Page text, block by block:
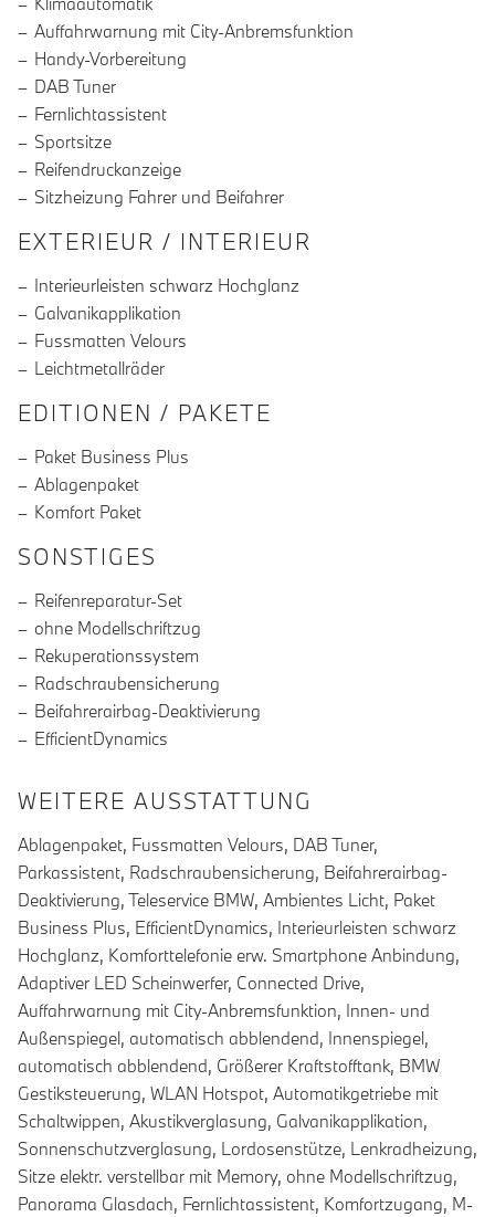
Auffahrwarnung mit City-Anbremsfunktion
Handy-Vorbereitung
DAB Tuner
Fernlichtassistent
Sportsitze
Reifendruckanzeige
Sitzheizung Fahrer und Beifahrer
EXTERIEUR / INTERIEUR
Interieurleisten schwarz Hochglanz
Galvanikapplikation
Fussmatten Velours
Leichtmetallräder
EDITIONEN / PAKETE
Paket Business Plus
Ablagenpaket
Komfort Paket
SONSTIGES
Reifenreparatur-Set
ohne Modellschriftzug
Rekuperationssystem
Radschraubensicherung
Beifahrerairbag-Deaktivierung
EfficientDynamics
WEITERE AUSSTATTUNG
Ablagenpaket, Fussmatten Velours, DAB Tuner,
Parkassistent, Radschraubensicherung, Beifahrerairbag-
Deaktivierung, Teleservice BMW, Ambientes Licht, Paket
Business Plus, EfficientDynamics, Interieurleisten schwarz
Hochglanz, Komforttelefonie erw. Smartphone Anbindung,
Adaptiver LED Scheinwerfer, Connected Drive,
Auffahrwarnung mit City-Anbremsfunktion, Innen- und
Außenspiegel, automatisch abblendend, Innenspiegel,
automatisch abblendend, Größerer Kraftstofftank, BMW
Gestiksteuerung, WLAN Hotspot, Automatikgetriebe mit
Schaltwippen, Akustikverglasung, Galvanikapplikation,
Sonnenschutzverglasung, Lordosenstütze, Lenkradheizung,
Sitze elektr. verstellbar mit Memory, ohne Modellschriftzug,
Panorama Glasdach, Fernlichtassistent, Komfortzugang, M-